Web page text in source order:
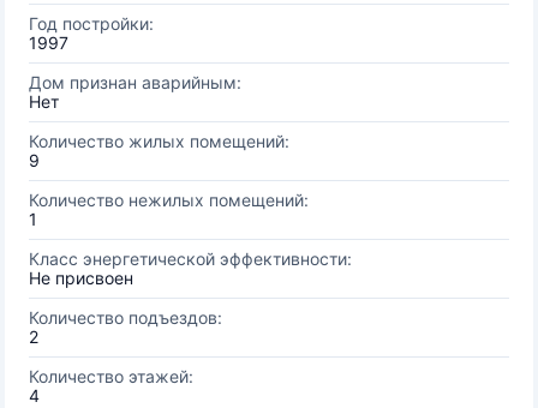
Год постройки:
1997
Дом признан аварийным:
Нет
Количество жилых помещений:
9
Количество нежилых помещений:
1
Класс энергетической эффективности:
Не присвоен
Количество подъездов:
2
Количество этажей:
4